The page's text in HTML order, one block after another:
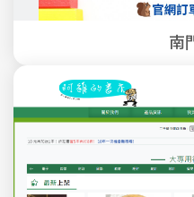
南